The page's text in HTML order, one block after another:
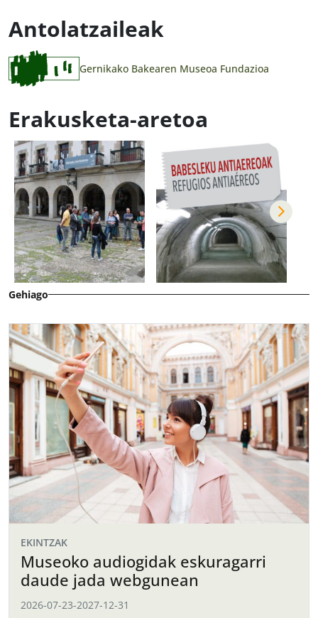
Antolatzaileak
Gernikako Bakearen Museoa Fundazioa
Erakusketa-aretoa
Gehiago
EKINTZAK
Museoko audiogidak eskuragarri
daude jada webgunean
2026-07-23-2027-12-31